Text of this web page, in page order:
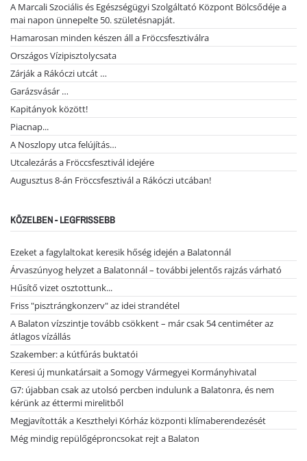
A Marcali Szociális és Egészségügyi Szolgáltató Központ Bölcsődéje a
mai napon ünnepelte 50. születésnapját.
Hamarosan minden készen áll a Fröccsfesztiválra
Országos Vízipisztolycsata
Zárják a Rákóczi utcát …
Garázsvásár …
Kapitányok között!
Piacnap...
A Noszlopy utca felújítás…
Utcalezárás a Fröccsfesztivál idejére
Augusztus 8-án Fröccsfesztivál a Rákóczi utcában!
KÖZELBEN - LEGFRISSEBB
Ezeket a fagylaltokat keresik hőség idején a Balatonnál
Árvaszúnyog helyzet a Balatonnál – további jelentős rajzás várható
Hűsítő vizet osztottunk...
Friss "pisztrángkonzerv" az idei strandétel
A Balaton vízszintje tovább csökkent – már csak 54 centiméter az
átlagos vízállás
Szakember: a kútfúrás buktatói
Keresi új munkatársait a Somogy Vármegyei Kormányhivatal
G7: újabban csak az utolsó percben indulunk a Balatonra, és nem
kérünk az éttermi mirelitből
Megjavították a Keszthelyi Kórház központi klímaberendezését
Még mindig repülőgéproncsokat rejt a Balaton